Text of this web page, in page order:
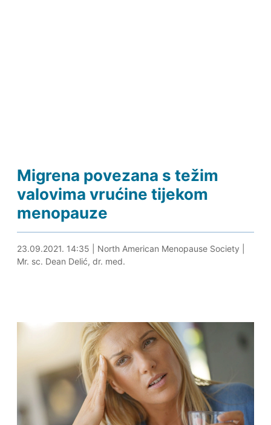
Migrena povezana s težim
valovima vrućine tijekom
menopauze
23.09.2021. 14:54
23.09.2021. 14:35 North American Menopause Society
Mr. sc. Dean Delić, dr. med.